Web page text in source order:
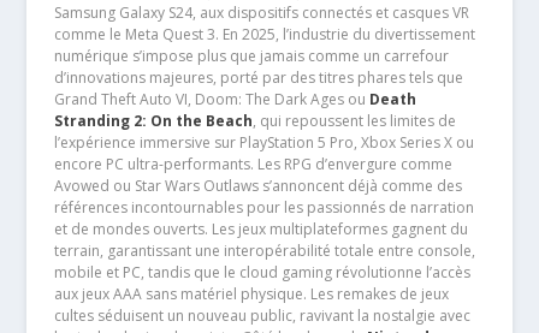
Samsung Galaxy S24, aux dispositifs connectés et casques VR
comme le Meta Quest 3. En 2025, l’industrie du divertissement
numérique s’impose plus que jamais comme un carrefour
d’innovations majeures, porté par des titres phares tels que
Grand Theft Auto VI, Doom: The Dark Ages ou Death
Stranding 2: On the Beach, qui repoussent les limites de
l’expérience immersive sur PlayStation 5 Pro, Xbox Series X ou
encore PC ultra-performants. Les RPG d’envergure comme
Avowed ou Star Wars Outlaws s’annoncent déjà comme des
références incontournables pour les passionnés de narration
et de mondes ouverts. Les jeux multiplateformes gagnent du
terrain, garantissant une interopérabilité totale entre console,
mobile et PC, tandis que le cloud gaming révolutionne l’accès
aux jeux AAA sans matériel physique. Les remakes de jeux
cultes séduisent un nouveau public, ravivant la nostalgie avec